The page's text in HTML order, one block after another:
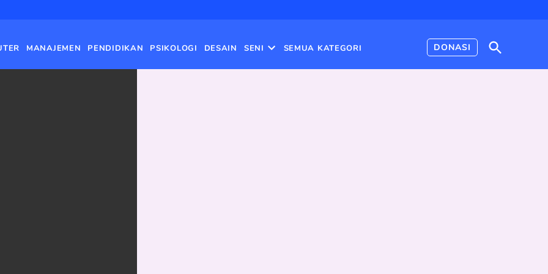
MANAJEMEN PENDIDIKAN PSIKOLOGI DESAIN SENI
dropdown
SEMUA KATEGORI DONASI
Open
Search